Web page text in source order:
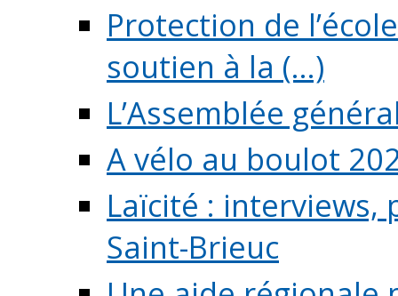
Protection de
soutien à la (...)
L’Assemblée
A vélo au boulot
Laïcité :
Saint-Brieuc